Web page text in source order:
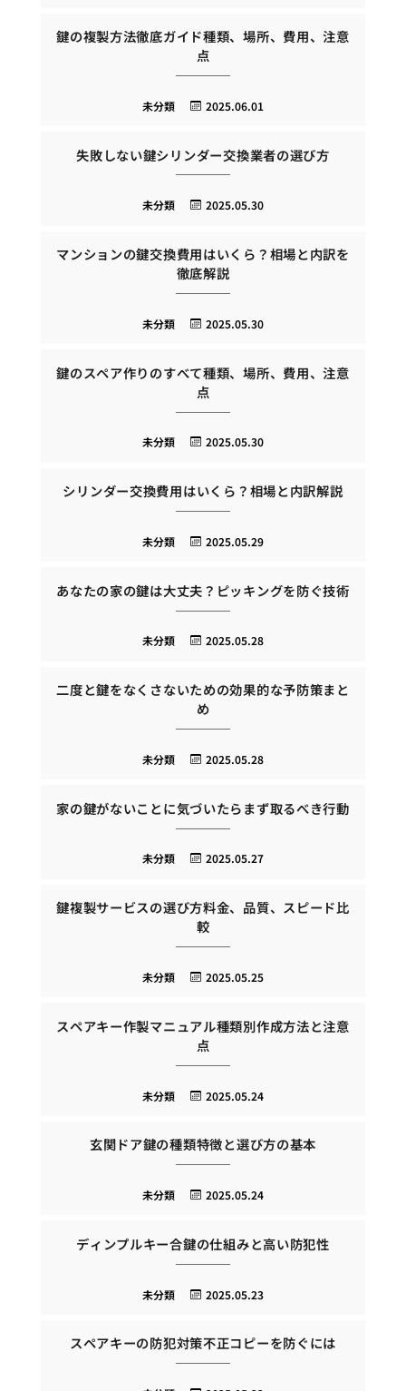
鍵の複製方法徹底ガイド種類、場所、費用、注意
点
2025.06.01
未分類
失敗しない鍵シリンダー交換業者の選び方
2025.05.30
未分類
マンションの鍵交換費用はいくら？相場と内訳を
徹底解説
2025.05.30
未分類
鍵のスペア作りのすべて種類、場所、費用、注意
点
2025.05.30
未分類
シリンダー交換費用はいくら？相場と内訳解説
2025.05.29
未分類
あなたの家の鍵は大丈夫？ピッキングを防ぐ技術
2025.05.28
未分類
二度と鍵をなくさないための効果的な予防策まと
め
2025.05.28
未分類
家の鍵がないことに気づいたらまず取るべき行動
2025.05.27
未分類
鍵複製サービスの選び方料金、品質、スピード比
較
2025.05.25
未分類
スペアキー作製マニュアル種類別作成方法と注意
点
2025.05.24
未分類
玄関ドア鍵の種類特徴と選び方の基本
2025.05.24
未分類
ディンプルキー合鍵の仕組みと高い防犯性
2025.05.23
未分類
スペアキーの防犯対策不正コピーを防ぐには